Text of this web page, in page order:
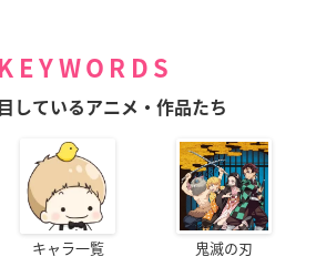
KEYWORDS
しているアニメ・作品たち
キャラ一覧 鬼滅の刃